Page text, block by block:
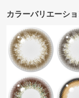
カラーバリエーシ